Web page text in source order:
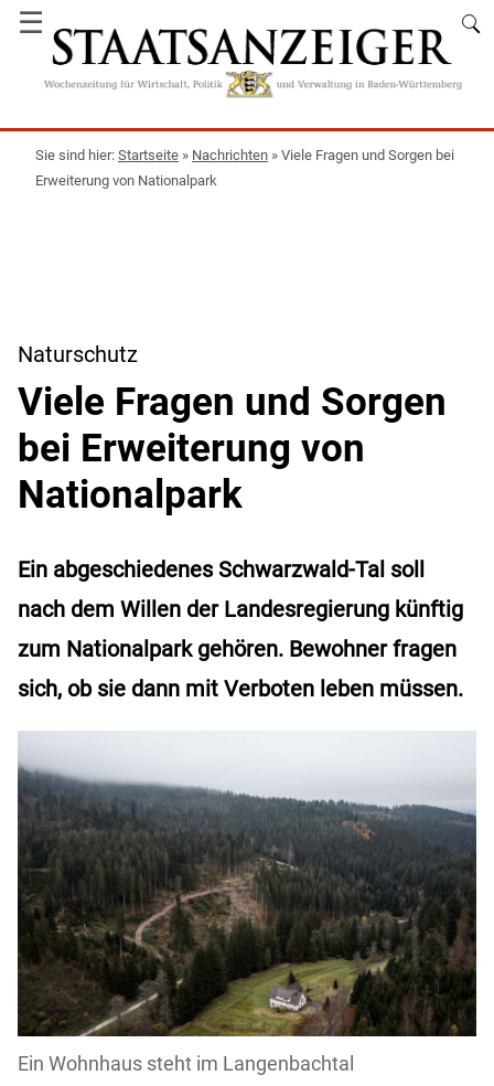
☰
Startseite » Nachrichten » Viele Fragen und Sorgen bei
Erweiterung von Nationalpark
Naturschutz
Viele Fragen und Sorgen
bei Erweiterung von
Nationalpark
Ein abgeschiedenes Schwarzwald-Tal soll
nach dem Willen der Landesregierung künftig
zum Nationalpark gehören. Bewohner fragen
sich, ob sie dann mit Verboten leben müssen.
Ein Wohnhaus steht im Langenbachtal